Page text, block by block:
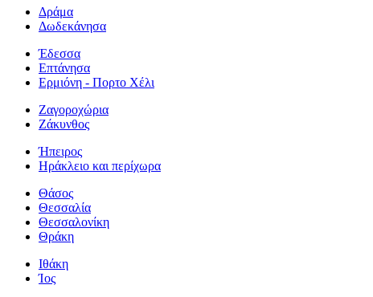
Δράμα
Δωδεκάνησα
Έδεσσα
Επτάνησα
Ερμιόνη - Πορτο Χέλι
Ζαγοροχώρια
Ζάκυνθος
Ήπειρος
Ηράκλειο και περίχωρα
Θάσος
Θεσσαλία
Θεσσαλονίκη
Θράκη
Ιθάκη
Ίος